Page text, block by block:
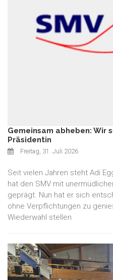
Gemeinsam abheben: Wir
Präsidentin
Freitag, 31. Juli 2026
Seit vielen Jahren steht Adi
hat den SMV mit
geprägt. Nun hat er sich
ohne Verpflichtungen zu
Wiederwahl stellen